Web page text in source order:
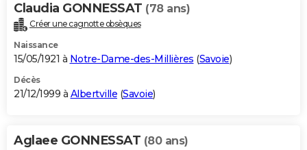
Claudia GONNESSAT (78 ans)
Créer une cagnotte obsèques
Naissance
15/05/1921 à Notre-Dame-des-Millières (Savoie)
Décès
21/12/1999 à Albertville (Savoie)
Aglaee GONNESSAT (80 ans)